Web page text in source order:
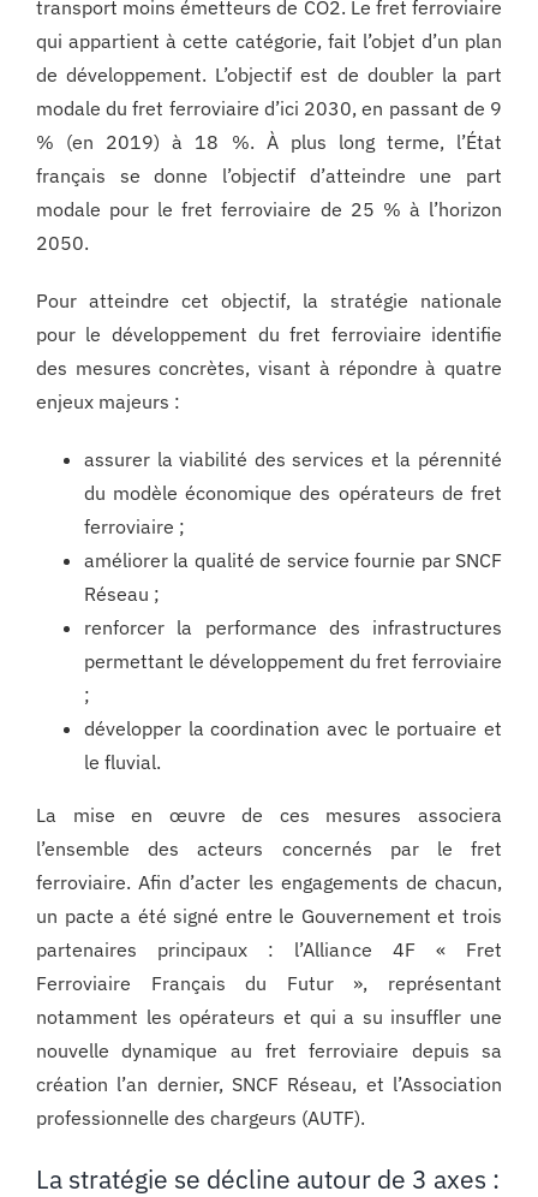
transport moins émetteurs de CO2. Le fret ferroviaire
qui appartient à cette catégorie, fait l’objet d’un plan
de développement. L’objectif est de doubler la part
modale du fret ferroviaire d’ici 2030, en passant de 9
% (en 2019) à 18 %. À plus long terme, l’État
français se donne l’objectif d’atteindre une part
modale pour le fret ferroviaire de 25 % à l’horizon
2050.
Pour atteindre cet objectif, la stratégie nationale
pour le développement du fret ferroviaire identifie
des mesures concrètes, visant à répondre à quatre
enjeux majeurs :
assurer la viabilité des services et la pérennité
du modèle économique des opérateurs de fret
ferroviaire ;
améliorer la qualité de service fournie par SNCF
Réseau ;
renforcer la performance des infrastructures
permettant le développement du fret ferroviaire
;
développer la coordination avec le portuaire et
le fluvial.
La mise en œuvre de ces mesures associera
l’ensemble des acteurs concernés par le fret
ferroviaire. Afin d’acter les engagements de chacun,
un pacte a été signé entre le Gouvernement et trois
partenaires principaux : l’Alliance 4F « Fret
Ferroviaire Français du Futur », représentant
notamment les opérateurs et qui a su insuffler une
nouvelle dynamique au fret ferroviaire depuis sa
création l’an dernier, SNCF Réseau, et l’Association
professionnelle des chargeurs (AUTF).
La stratégie se décline autour de 3 axes :